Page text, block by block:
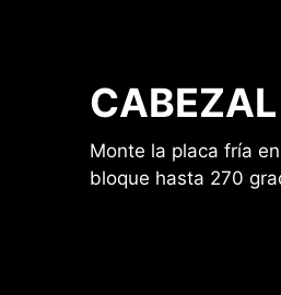
Monte la placa fría
bloque hasta 270